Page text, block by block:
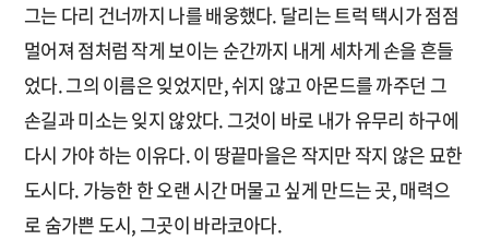
그는 다리 건너까지 나를 배웅했다. 달리는 트럭 택시가 점점
멀어져 점처럼 작게 보이는 순간까지 내게 세차게 손을 흔들
었다. 그의 이름은 잊었지만, 쉬지 않고 아몬드를 까주던 그
손길과 미소는 잊지 않았다. 그것이 바로 내가 유무리 하구에
다시 가야 하는 이유다. 이 땅끝마을은 작지만 작지 않은 묘한
도시다. 가능한 한 오랜 시간 머물고 싶게 만드는 곳, 매력으
로 숨가쁜 도시, 그곳이 바라코아다.